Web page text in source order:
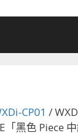
CP01 /
「黑色 Piece 中